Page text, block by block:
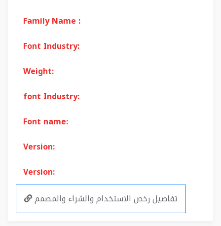
Family Name :
Font Industry:
Weight:
font Industry:
Font name:
Version:
Version:
تفاصيل رخص الاستخدام والشراء والمصمم